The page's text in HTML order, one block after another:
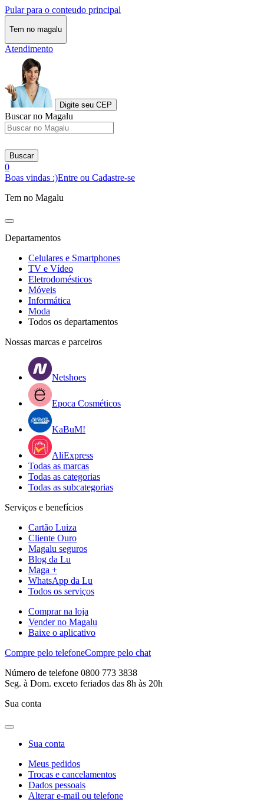
Pular para o conteudo principal
Tem no magalu
Atendimento
Digite seu CEP
Buscar no Magalu
Buscar
0
Boas vindas :)Entre ou Cadastre-se
Tem no Magalu
Departamentos
Celulares e Smartphones
TV e Vídeo
Eletrodomésticos
Móveis
Informática
Moda
Todos os departamentos
Nossas marcas e parceiros
Netshoes
Epoca Cosméticos
KaBuM!
AliExpress
Todas as marcas
Todas as categorias
Todas as subcategorias
Serviços e benefícios
Cartão Luiza
Cliente Ouro
Magalu seguros
Blog da Lu
Maga +
WhatsApp da Lu
Todos os serviços
Comprar na loja
Vender no Magalu
Baixe o aplicativo
Compre pelo telefoneCompre pelo chat
Número de telefone 0800 773 3838
Seg. à Dom. exceto feriados das 8h às 20h
Sua conta
Sua conta
Meus pedidos
Trocas e cancelamentos
Dados pessoais
Alterar e-mail ou telefone